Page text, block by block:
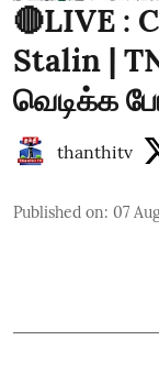
🔴LIVE :
Stalin |
வெடிக்க
thanthitv
Published on: 07